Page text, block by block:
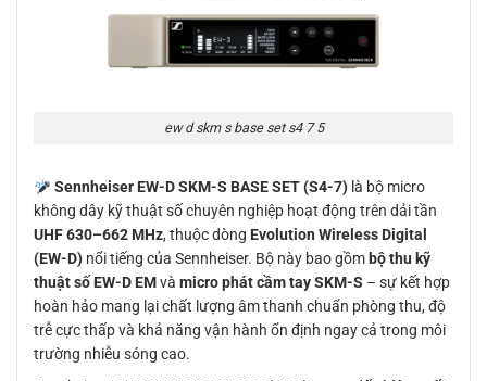
ew d skm s base set s4 7 5
Sennheiser EW-D SKM-S BASE SET (S4-7)là bộ micro
không dây kỹ thuật số chuyên nghiệp hoạt động trên dải tần
UHF 630–662 MHz, thuộc dòng Evolution Wireless Digital
(EW-D) nổi tiếng của Sennheiser. Bộ này bao gồm bộ thu kỹ
thuật số EW-D EMvà micro phát cầm tay SKM-S – sự kết hợp
hoàn hảo mang lại chất lượng âm thanh chuẩn phòng thu, độ
trễ cực thấp và khả năng vận hành ổn định ngay cả trong môi
trường nhiễu sóng cao.